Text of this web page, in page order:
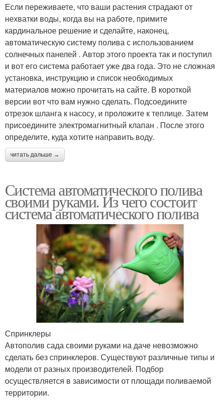
Если переживаете, что ваши растения страдают от
нехватки воды, когда вы на работе, примите
кардинальное решение и сделайте, наконец,
автоматическую систему полива с использованием
солнечных панелей . Автор этого проекта так и поступил
и вот его система работает уже два года. Это не сложная
установка, инструкцию и список необходимых
материалов можно прочитать на сайте. В короткой
версии вот что вам нужно сделать. Подсоедините
отрезок шланга к насосу, и проложите к теплице. Затем
присоедините электромагнитный клапан . После этого
определите, куда хотите направить воду.
читать дальше →
Система автоматического полива
своими руками. Из чего состоит
система автоматического полива
Спринклеры
Автополив сада своими руками на даче невозможно
сделать без спринклеров. Существуют различные типы и
модели от разных производителей. Подбор
осуществляется в зависимости от площади поливаемой
территории.